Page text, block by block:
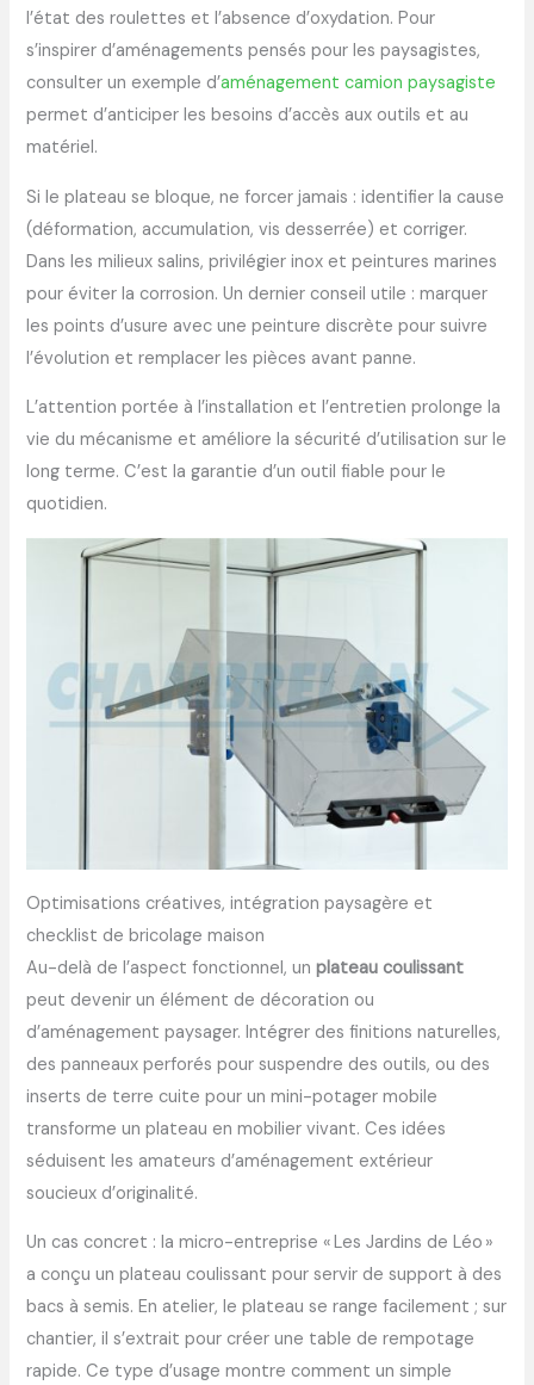
l’état des roulettes et l’absence d’oxydation. Pour
s’inspirer d’aménagements pensés pour les paysagistes,
consulter un exemple d’aménagement camion paysagiste
permet d’anticiper les besoins d’accès aux outils et au
matériel.
Si le plateau se bloque, ne forcer jamais : identifier la cause
(déformation, accumulation, vis desserrée) et corriger.
Dans les milieux salins, privilégier inox et peintures marines
pour éviter la corrosion. Un dernier conseil utile : marquer
les points d’usure avec une peinture discrète pour suivre
l’évolution et remplacer les pièces avant panne.
L’attention portée à l’installation et l’entretien prolonge la
vie du mécanisme et améliore la sécurité d’utilisation sur le
long terme. C’est la garantie d’un outil fiable pour le
quotidien.
Optimisations créatives, intégration paysagère et
checklist de bricolage maison
Au-delà de l’aspect fonctionnel, unplateau coulissant
peut devenir un élément de décoration ou
d’aménagement paysager. Intégrer des finitions naturelles,
des panneaux perforés pour suspendre des outils, ou des
inserts de terre cuite pour un mini-potager mobile
transforme un plateau en mobilier vivant. Ces idées
séduisent les amateurs d’aménagement extérieur
soucieux d’originalité.
Un cas concret : la micro-entreprise « Les Jardins de Léo »
a conçu un plateau coulissant pour servir de support à des
bacs à semis. En atelier, le plateau se range facilement ; sur
chantier, il s’extrait pour créer une table de rempotage
rapide. Ce type d’usage montre comment un simple